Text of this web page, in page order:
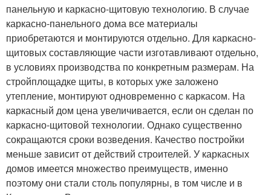
панельную и каркасно-щитовую технологию. В случае
каркасно-панельного дома все материалы
приобретаются и монтируются отдельно. Для каркасно-
щитовых составляющие части изготавливают отдельно,
в условиях производства по конкретным размерам. На
стройплощадке щиты, в которых уже заложено
утепление, монтируют одновременно с каркасом. На
каркасный дом цена увеличивается, если он сделан по
каркасно-щитовой технологии. Однако существенно
сокращаются сроки возведения. Качество постройки
меньше зависит от действий строителей. У каркасных
домов имеется множество преимуществ, именно
поэтому они стали столь популярны, в том числе и в